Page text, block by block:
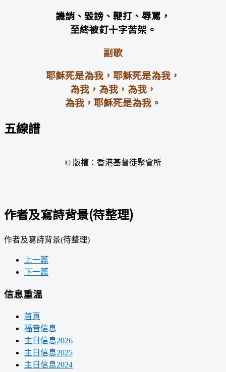
譏誚、毀謗、鞭打、辱罵，
至終被釘十字苦架。
副歌
耶穌死是為我，耶穌死是為我，
為我，為我，為我，
為我，耶穌死是為我。
五線譜
© 版權：香港基督徒聚會所
作者及寫詩背景(待整理)
作者及寫詩背景(待整理)
上一篇
下一篇
信息重溫
首頁
福音信息
主日信息2026
主日信息2025
主日信息2024